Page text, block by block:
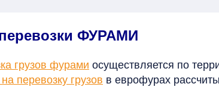
ФУРАМИ
грузов фурами осуществляется по
перевозку грузов в еврофурах